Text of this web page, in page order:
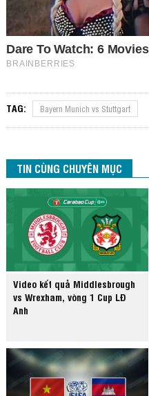
TAG: Bayern Munich vs Stuttgart
TIN CÙNG CHUYÊN MỤC
Video kết quả Middlesbrough
vs Wrexham, vòng 1 Cup LĐ
Anh